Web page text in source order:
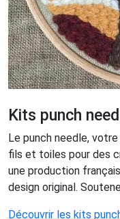
Kits punch
Le punch needle,
fils et toiles pour des
une production
design original.
Découvrir les kits